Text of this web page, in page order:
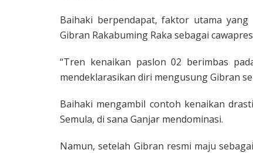
Baihaki berpendapat, faktor utama
Gibran Rakabuming Raka sebagai
“Tren kenaikan paslon 02 berimbas
mendeklarasikan diri mengusung Gibran
Baihaki mengambil contoh kenaikan
Semula, di sana Ganjar mendominasi.
Namun, setelah Gibran resmi maju